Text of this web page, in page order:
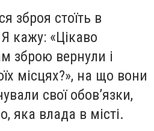
зброя стоїть в
кажу: «Цікаво
зброю вернули і
місцях?», на що вони
свої обов’язки,
яка влада в місті.